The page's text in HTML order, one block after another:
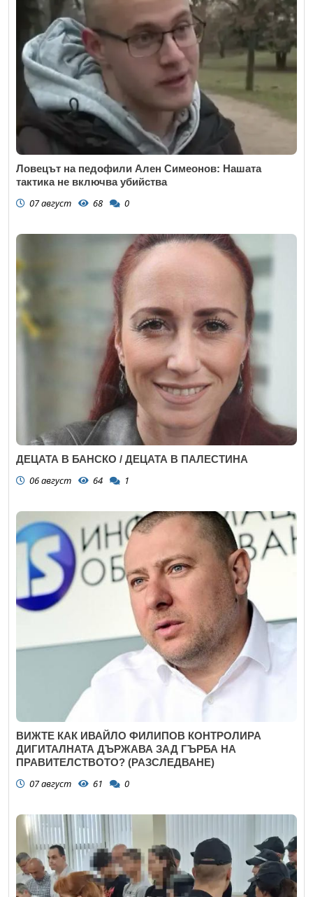
Ловецът на педофили Ален Симеонов: Нашата
тактика не включва убийства
07 август 68 0
ДЕЦАТА В БАНСКО / ДЕЦАТА В ПАЛЕСТИНА
06 август 64 1
ВИЖТЕ КАК ИВАЙЛО ФИЛИПОВ КОНТРОЛИРА
ДИГИТАЛНАТА ДЪРЖАВА ЗАД ГЪРБА НА
ПРАВИТЕЛСТВОТО? (РАЗСЛЕДВАНЕ)
07 август 61 0